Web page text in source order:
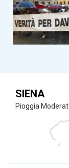
SIENA
Pioggia